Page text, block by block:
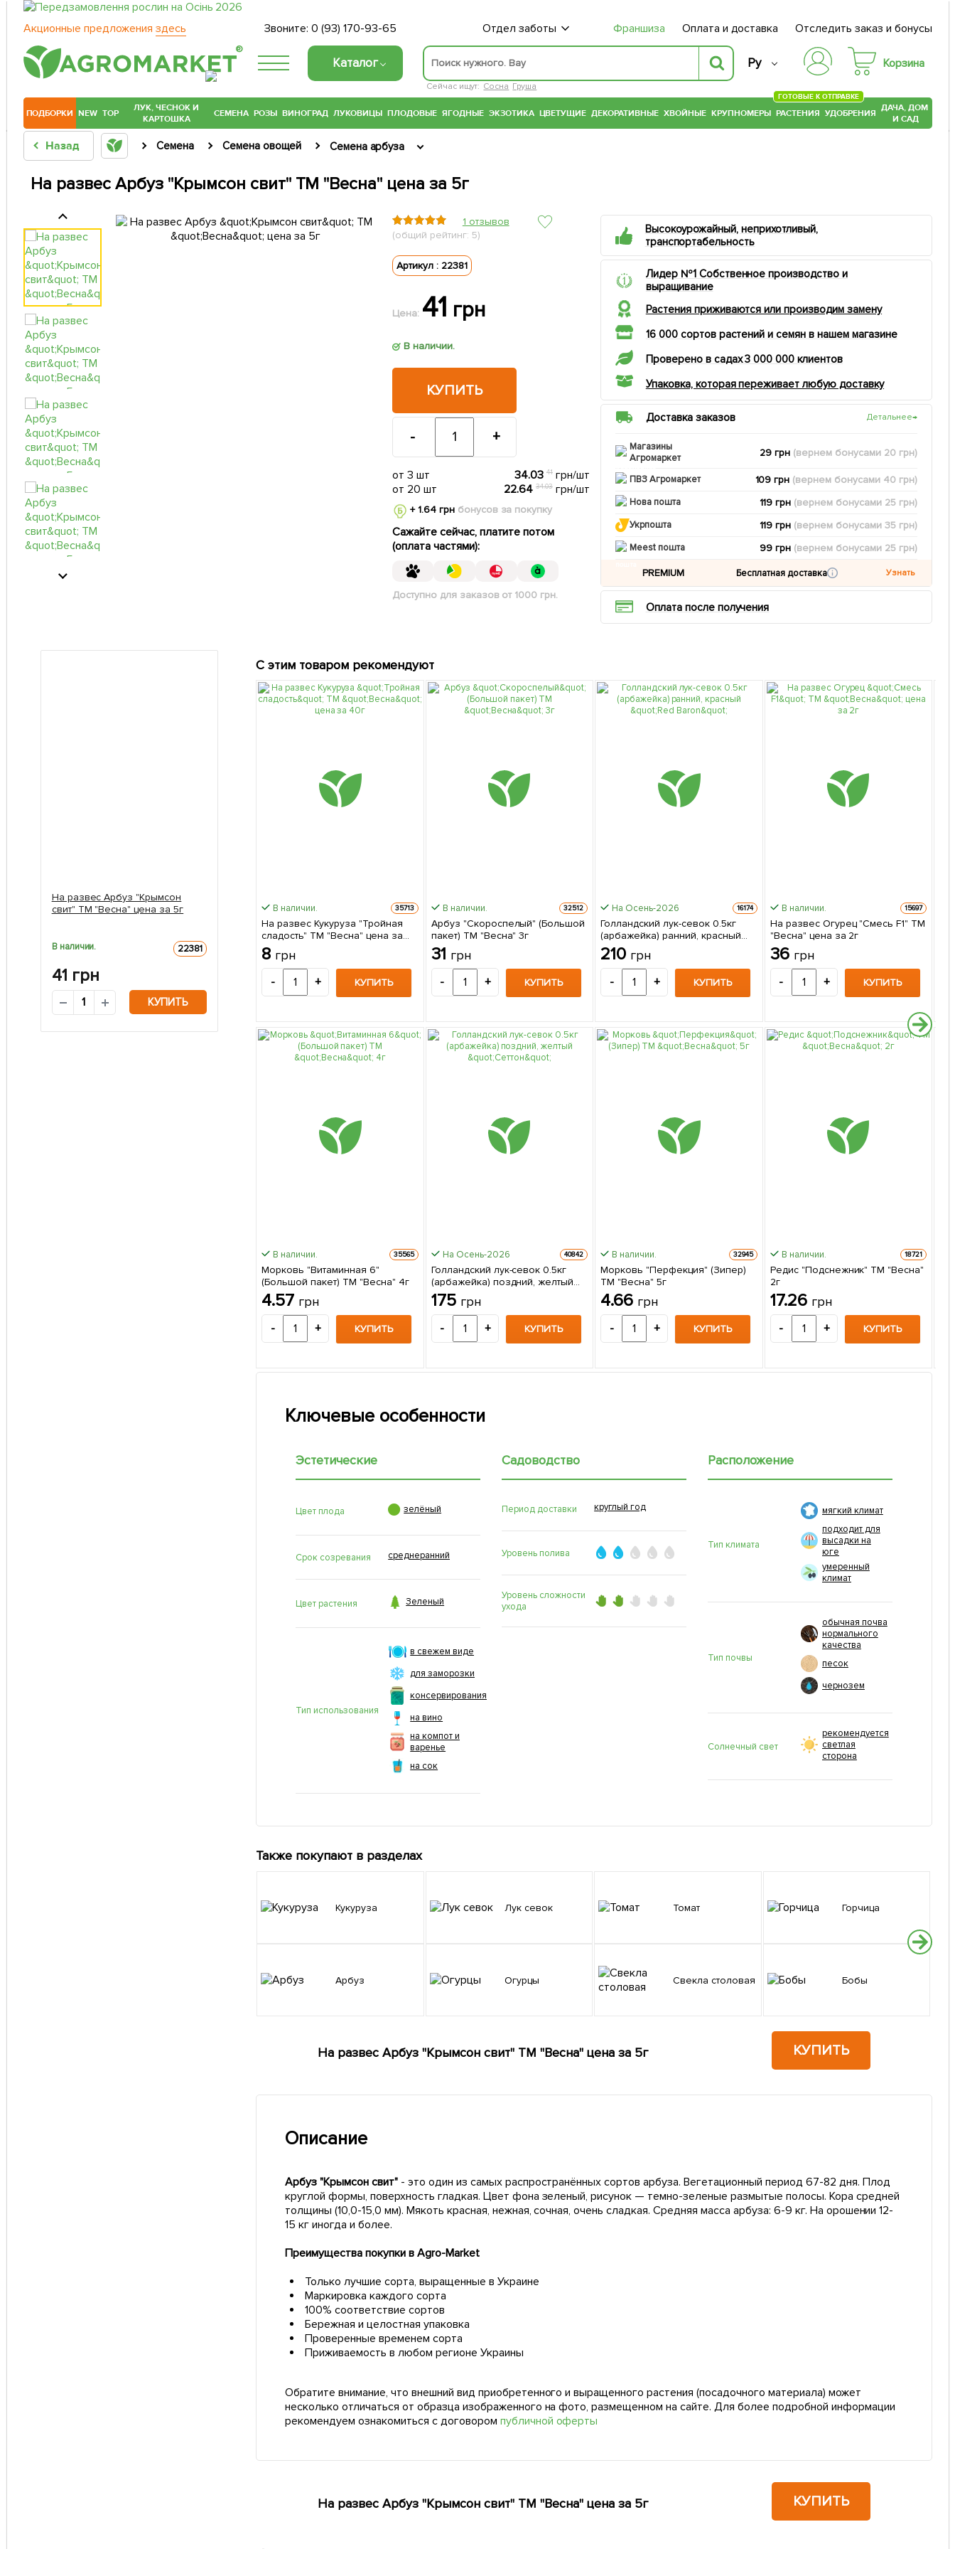
Акционные предложения здесь Звоните:0 (93) 170-93-65 Отдел заботы Франшиза Оплата и доставка Отследить заказ и бонусы
®
Каталог
Сейчас ищут: Сосна Груша
Ру Корзина
ПОДБОРКИ NEW TOP
ЛУК, ЧЕСНОК И
КАРТОШКА
СЕМЕНА РОЗЫ ВИНОГРАД ЛУКОВИЦЫ ПЛОДОВЫЕ ЯГОДНЫЕ ЭКЗОТИКА ЦВЕТУЩИЕ ДЕКОРАТИВНЫЕ ХВОЙНЫЕ КРУПНОМЕРЫ РАСТЕНИЯ
ГОТОВЫЕ К ОТПРАВКЕ
УДОБРЕНИЯ ДАЧА, ДОМ
И САД
Назад Семена Семена овощей Семена арбуза
На развес Арбуз "Крымсон свит" ТМ "Весна" цена за 5г
1 отзывов
(общий рейтинг: 5)
Артикул : 22381
Цена: 41 грн
В наличии.
КУПИТЬ
- +
от 3 шт 34.03 41грн/шт
от 20 шт
22.64 34.03грн/шт
+ 1.64 грнбонусов за покупку
Сажайте сейчас, платите потом
(оплата частями):
Доступно для заказов от 1000 грн.
Высокоурожайный, неприхотливый,
транспортабельность
Лидер №1 Собственное производство и
выращивание
Растения приживаются или производим замену
16 000 сортов растений и семян в нашем магазине
Проверено в садах 3 000 000 клиентов
Упаковка, которая переживает любую доставку
Доставка заказов Детальнее→
Магазины
Агромаркет
29 грн (вернем бонусами 20 грн)
ПВЗ Агромаркет 109 грн (вернем бонусами 40 грн)
Нова пошта 119 грн (вернем бонусами 25 грн)
Укрпошта 119 грн (вернем бонусами35 грн)
Meest пошта 99 грн (вернем бонусами 25 грн)
PREMIUM Бесплатная доставка Узнать
Оплата после получения
На развес Арбуз "Крымсон
свит" ТМ "Весна" цена за 5г
В наличии. 22381
41 грн
КУПИТЬ
С этим товаром рекомендуют
В наличии. 35713
На развес Кукуруза "Тройная
сладость" ТМ "Весна" цена за
40г
8 грн
- + КУПИТЬ
В наличии. 32512
Арбуз "Скороспелый" (Большой
пакет) ТМ "Весна" 3г
31 грн
- + КУПИТЬ
На Осень-2026 16174
Голландский лук-севок 0.5кг
(арбажейка) ранний, красный
"Red Baron"
210 грн
- + КУПИТЬ
В наличии. 15697
На развес Огурец "Смесь F1" ТМ
"Весна" цена за 2г
36 грн
- + КУПИТЬ
В наличии. 35565
Морковь "Витаминная 6"
(Большой пакет) ТМ "Весна" 4г
4.57 грн
- + КУПИТЬ
На Осень-2026 40842
Голландский лук-севок 0.5кг
(арбажейка) поздний, желтый
"Сеттон"
175 грн
- + КУПИТЬ
В наличии. 32945
Морковь "Перфекция" (Зипер)
ТМ "Весна" 5г
4.66 грн
- + КУПИТЬ
В наличии. 18721
Редис "Подснежник" ТМ "Весна"
2г
17.26 грн
- + КУПИТЬ
Ключевые особенности
Эстетические
Цвет плода  зелёный
Срок созревания среднеранний
Цвет растения  Зеленый
Тип использования
в свежем виде
для заморозки
консервирования
на вино
на компот и
варенье
на сок
Садоводство
Период доставки круглый год
Уровень полива
Уровень сложности
ухода
Расположение
Тип климата
мягкий климат
подходит для
высадки на
юге
умеренный
климат
Тип почвы
обычная почва
нормального
качества
песок
чернозем
Солнечный свет
рекомендуется
светлая
сторона
Также покупают в разделах
Кукуруза
Арбуз
Лук севок
Огурцы
Томат
Свекла столовая
Горчица
Бобы
На развес Арбуз "Крымсон свит" ТМ "Весна" цена за 5г КУПИТЬ
Описание
Арбуз "Крымсон свит"- это один из самых распространённых сортов арбуза. Вегетационный период 67-82 дня. Плод
круглой формы, поверхность гладкая. Цвет фона зеленый, рисунок — темно-зеленые размытые полосы. Кора средней
толщины (10,0-15,0 мм). Мякоть красная, нежная, сочная, очень сладкая. Средняя масса арбуза: 6-9 кг. На орошении 12-
15 кг иногда и более.
Преимущества покупки в Agro-Market
Только лучшие сорта, выращенные в Украине
Маркировка каждого сорта
100% соответствие сортов
Бережная и целостная упаковка
Проверенные временем сорта
Приживаемость в любом регионе Украины
Обратите внимание, что внешний вид приобретенного и выращенного растения (посадочного материала) может
несколько отличаться от образца изображенного на фото, размещенном на сайте. Для более подробной информации
рекомендуем ознакомиться с договором публичной оферты
На развес Арбуз "Крымсон свит" ТМ "Весна" цена за 5г КУПИТЬ